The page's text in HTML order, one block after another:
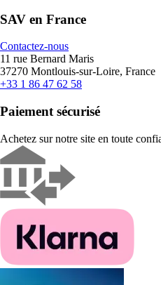
SAV en France
Contactez-nous
11 rue Bernard Maris
37270 Montlouis-sur-Loire, France
+33 1 86 47 62 58
Paiement sécurisé
Achetez sur notre site en toute